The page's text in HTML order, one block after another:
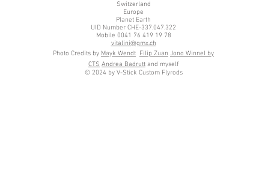
Switzerland
Europe
Planet Earth
UID Number CHE-337.047.322
Mobile 0041 76 419 19 78
vitalini@gmx.ch
Photo Credits by Mayk Wendt Filip Zuan Jono Winnel by
CTS Andrea Badrutt and myself
© 2024 by V-Stick Custom Flyrods